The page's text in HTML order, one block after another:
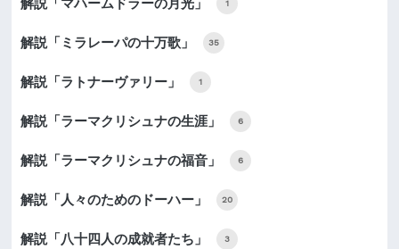
解説「マハームドラーの月光」 1
解説「ミラレーパの十万歌」 35
解説「ラトナーヴァリー」 1
解説「ラーマクリシュナの生涯」 6
解説「ラーマクリシュナの福音」 6
解説「人々のためのドーハー」 20
解説「八十四人の成就者たち」 3